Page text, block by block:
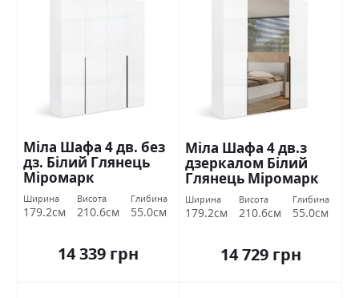
Міла Шафа 4 дв. без
дз. Білий Глянець
Міромарк
Ширина
179.2см
Висота
210.6см
Глибина
55.0см
14 339 грн
Міла Шафа 4 дв.з
дзеркалом Білий
Глянець Міромарк
Ширина
179.2см
Висота
210.6см
Глибина
55.0см
14 729 грн